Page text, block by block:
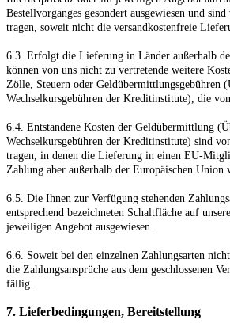
Bestellvorganges gesondert ausgewiesen und
tragen, soweit nicht die versandkostenfreie
6.3. Erfolgt die Lieferung in Länder außerhalb
können von uns nicht zu vertretende weitere
Zölle, Steuern oder Geldübermittlungsgebühren
Wechselkursgebühren der Kreditinstitute), die
6.4. Entstandene Kosten der Geldübermittlung
Wechselkursgebühren der Kreditinstitute) sind
tragen, in denen die Lieferung in einen EU-
Zahlung aber außerhalb der Europäischen Union
6.5. Die Ihnen zur Verfügung stehenden
entsprechend bezeichneten Schaltfläche auf
jeweiligen Angebot ausgewiesen.
6.6. Soweit bei den einzelnen Zahlungsarten nicht
die Zahlungsansprüche aus dem geschlossenen
fällig.
7. Lieferbedingungen, Bereitstellung